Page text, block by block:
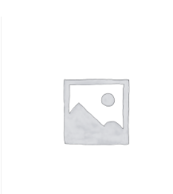
Quick View